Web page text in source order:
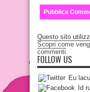
Questo sito
Scopri come
commenti.
FOLLOW US
Eu
Id